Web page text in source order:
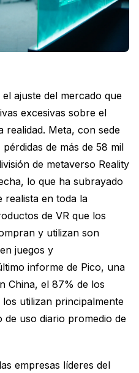
ajuste del mercado que
excesivas sobre el
Meta, con sede
de más de 58 mil
de metaverso Reality
lo que ha subrayado
realista en toda la
de VR que los
y utilizan son
juegos y
informe de Pico, una
China, el 87% de los
utilizan principalmente
uso diario promedio de
empresas líderes del